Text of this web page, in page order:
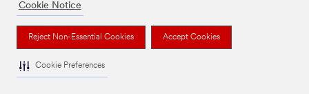
Cookie Notice
Reject Non-Essential Cookies Accept Cookies
Cookie Preferences